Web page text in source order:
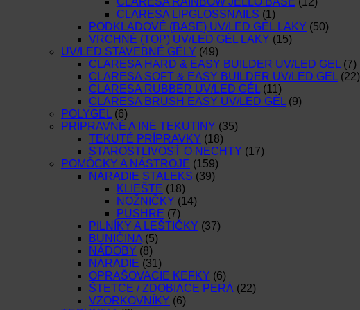
CLARESA LIPGLOSSNAILS (1)
PODKLADOVÉ (BASE) UV/LED GÉL LAKY (50)
VRCHNÉ (TOP) UV/LED GÉL LAKY (15)
UV/LED STAVEBNÉ GÉLY (49)
CLARESA HARD & EASY BUILDER UV/LED GEL (7)
CLARESA SOFT & EASY BUILDER UV/LED GEL (22)
CLARESA RUBBER UV/LED GÉL (11)
CLARESA BRUSH EASY UV/LED GÉL (9)
POLYGEL (6)
PRÍPRAVNÉ A INÉ TEKUTINY (35)
TEKUTÉ PRÍPRAVKY (18)
STAROSTLIVOSŤ O NECHTY (17)
POMÔCKY A NÁSTROJE (159)
NÁRADIE STALEKS (39)
KLIEŠTE (18)
NOŽNIČKY (14)
PUSHRE (7)
PILNÍKY A LEŠTIČKY (37)
BUNIČINA (5)
NÁDOBY (8)
NÁRADIE (31)
OPRAŠOVACIE KEFKY (6)
ŠTETCE / ZDOBIACE PERÁ (22)
VZORKOVNÍKY (6)